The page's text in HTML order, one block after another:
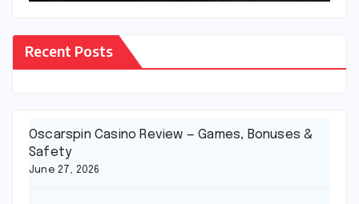
Recent Posts
Oscarspin Casino Review — Games, Bonuses &
Safety
June 27, 2026